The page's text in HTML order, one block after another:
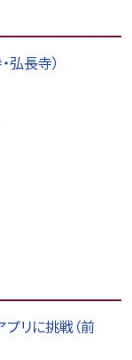
弘長寺）
リに挑戦（前